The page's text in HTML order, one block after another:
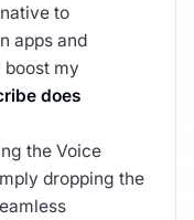
to
apps and
boost my
does
the Voice
dropping the